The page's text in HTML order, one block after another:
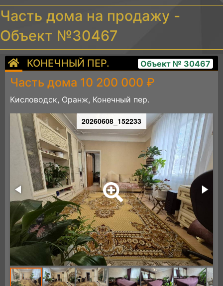
Часть дома на продажу -
Объект №30467
КОНЕЧНЫЙ ПЕР. Объект № 30467
Часть дома 10 200 000 ₽
Кисловодск, Оранж, Конечный пер.
20260608_152233